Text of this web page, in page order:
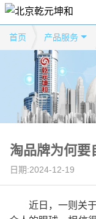
首页 产品服务
淘品牌为何要
日期:2024-12-19
近日，一则关